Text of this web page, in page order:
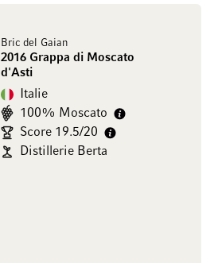
Bric del Gaian
2016 Grappa di Moscato
d'Asti
Italie
100% Moscato
Score 19.5/20
Distillerie Berta